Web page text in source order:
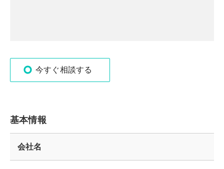
今すぐ相談する
基本情報
会社名